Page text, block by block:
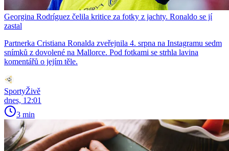
Georgina Rodríguez čelila kritice za fotky z jachty. Ronaldo se jí
zastal
Partnerka Cristiana Ronalda zveřejnila 4. srpna na Instagramu sedm
snímků z dovolené na Mallorce. Pod fotkami se strhla lavina
komentářů o jejím těle.
SportyŽivě
dnes, 12:01
3 min